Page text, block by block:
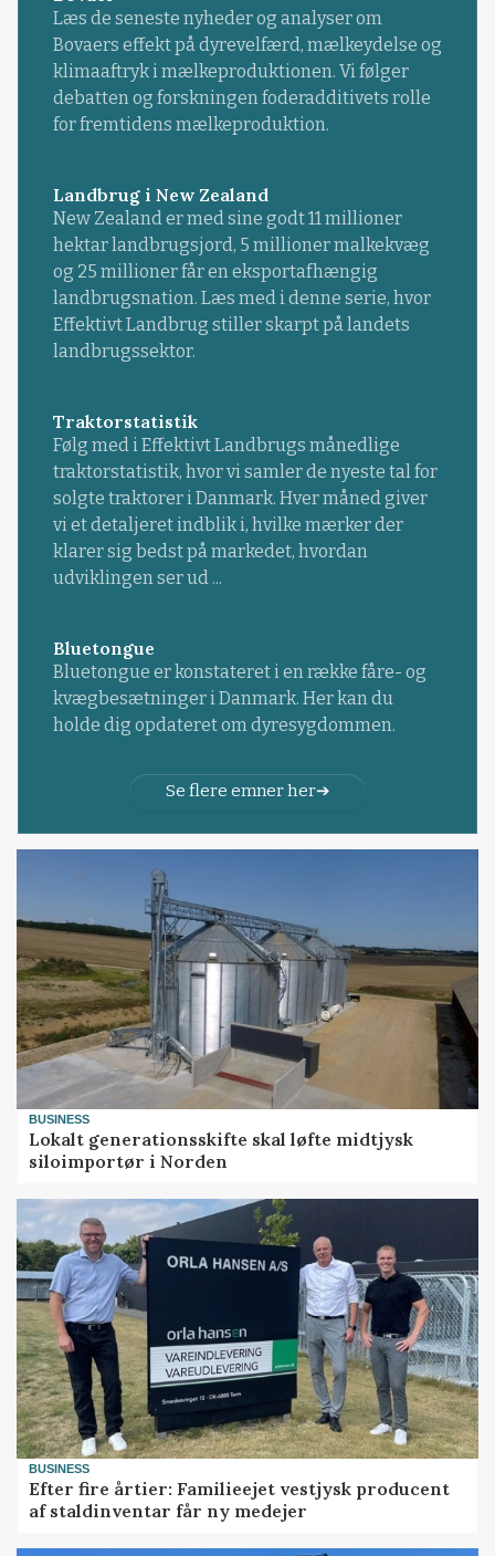
Læs de seneste nyheder og analyser om
Bovaers effekt på dyrevelfærd, mælkeydelse og
klimaaftryk i mælkeproduktionen. Vi følger
debatten og forskningen foderadditivets rolle
for fremtidens mælkeproduktion.
Landbrug i New Zealand
New Zealand er med sine godt 11 millioner
hektar landbrugsjord, 5 millioner malkekvæg
og 25 millioner får en eksportafhængig
landbrugsnation. Læs med i denne serie, hvor
Effektivt Landbrug stiller skarpt på landets
landbrugssektor.
Traktorstatistik
Følg med i Effektivt Landbrugs månedlige
traktorstatistik, hvor vi samler de nyeste tal for
solgte traktorer i Danmark. Hver måned giver
vi et detaljeret indblik i, hvilke mærker der
klarer sig bedst på markedet, hvordan
udviklingen ser ud ...
Bluetongue
Bluetongue er konstateret i en række fåre- og
kvægbesætninger i Danmark. Her kan du
holde dig opdateret om dyresygdommen.
Se flere emner her
BUSINESS
Lokalt generationsskifte skal løfte midtjysk
siloimportør i Norden
BUSINESS
Efter fire årtier: Familieejet vestjysk producent
af staldinventar får ny medejer